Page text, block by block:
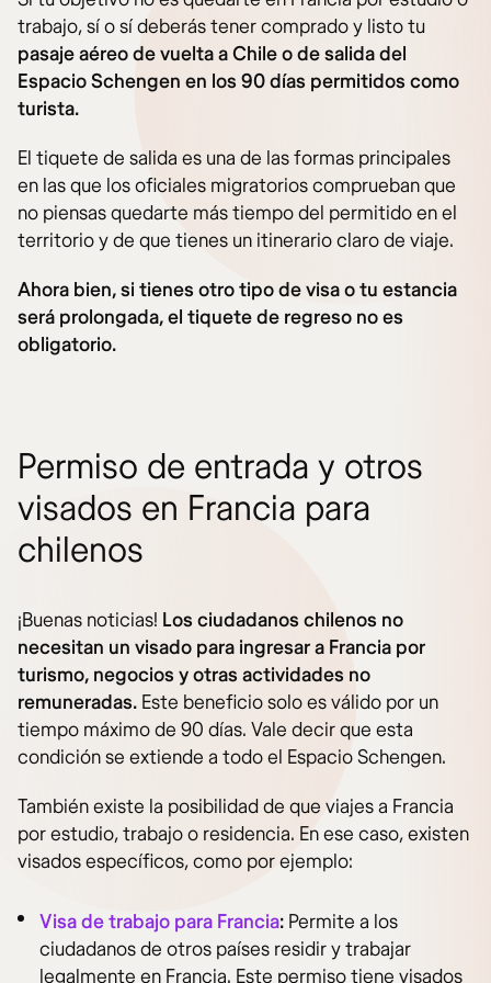
trabajo, sí o sí deberás tener comprado y listo tu
pasaje aéreo de vuelta a Chile o de salida del
Espacio Schengen en los 90 días permitidos como
turista.
El tiquete de salida es una de las formas principales
en las que los oficiales migratorios comprueban que
no piensas quedarte más tiempo del permitido en el
territorio y de que tienes un itinerario claro de viaje.
Ahora bien, si tienes otro tipo de visa o tu estancia
será prolongada, el tiquete de regreso no es
obligatorio.
Permiso de entrada y otros
visados en Francia para
chilenos
¡Buenas noticias! Los ciudadanos chilenos no
necesitan un visado para ingresar a Francia por
turismo, negocios y otras actividades no
remuneradas. Este beneficio solo es válido por un
tiempo máximo de 90 días. Vale decir que esta
condición se extiende a todo el Espacio Schengen.
También existe la posibilidad de que viajes a Francia
por estudio, trabajo o residencia. En ese caso, existen
visados específicos, como por ejemplo:
Visa de trabajo para Francia: Permite a los
ciudadanos de otros países residir y trabajar
legalmente en Francia. Este permiso tiene visados